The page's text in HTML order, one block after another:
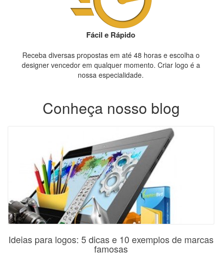
Fácil e Rápido
Receba diversas propostas em até 48 horas e escolha o
designer vencedor em qualquer momento. Criar logo é a
nossa especialidade.
Conheça nosso blog
Ideias para logos: 5 dicas e 10 exemplos de marcas
famosas